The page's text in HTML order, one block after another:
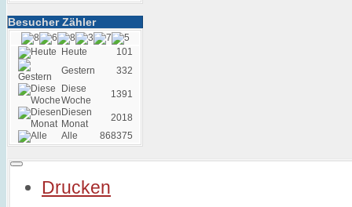
Besucher Zähler
Heute
101
Gestern
332
Diese
Woche
1391
Diesen
Monat
2018
Alle
868375
Drucken